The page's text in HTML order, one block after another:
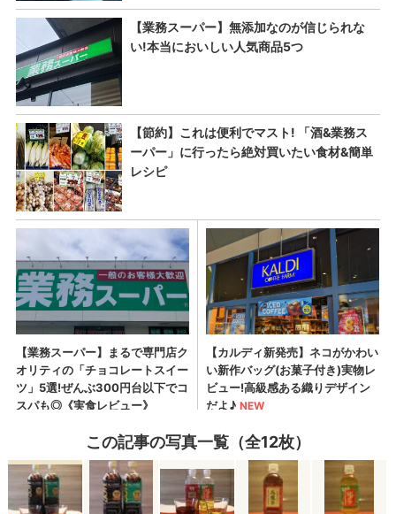
この記事の写真一覧（全12枚）